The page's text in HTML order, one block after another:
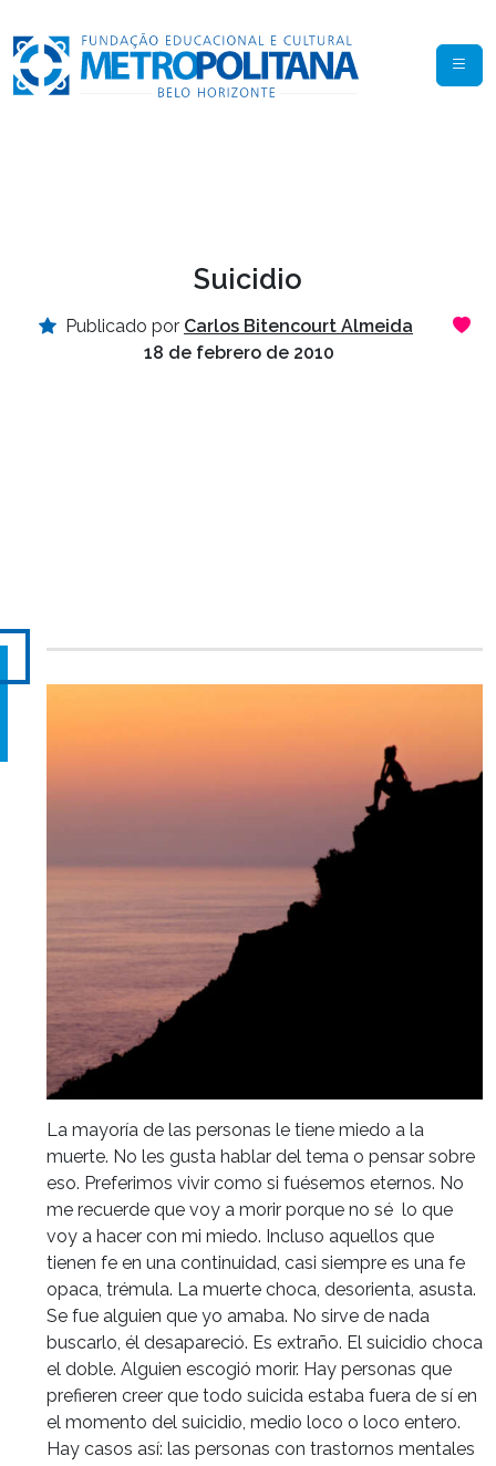
Suicidio
Publicado por Carlos Bitencourt Almeida
18 de febrero de 2010
La mayoría de las personas le tiene miedo a la
muerte. No les gusta hablar del tema o pensar sobre
eso. Preferimos vivir como si fuésemos eternos. No
me recuerde que voy a morir porque no sé lo que
voy a hacer con mi miedo. Incluso aquellos que
tienen fe en una continuidad, casi siempre es una fe
opaca, trémula. La muerte choca, desorienta, asusta.
Se fue alguien que yo amaba. No sirve de nada
buscarlo, él desapareció. Es extraño. El suicidio choca
el doble. Alguien escogió morir. Hay personas que
prefieren creer que todo suicida estaba fuera de sí en
el momento del suicidio, medio loco o loco entero.
Hay casos así: las personas con trastornos mentales